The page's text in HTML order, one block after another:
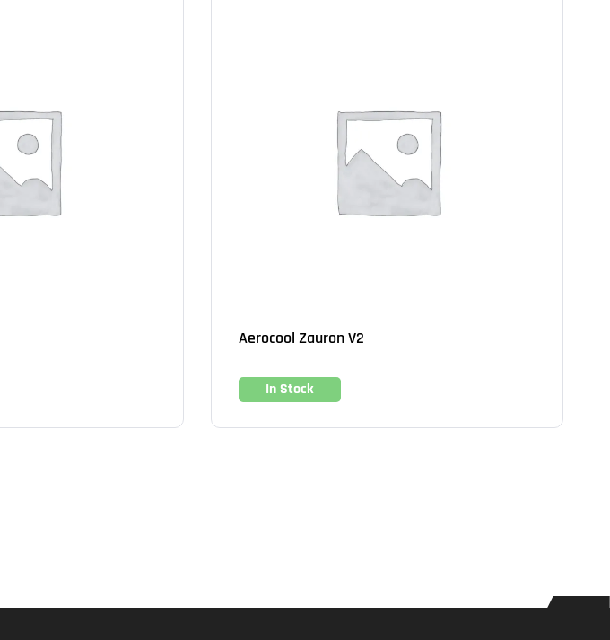
Aerocool Zauron V2
In Stock